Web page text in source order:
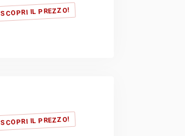
SCOPRI IL PREZZO!
SCOPRI IL PREZZO!